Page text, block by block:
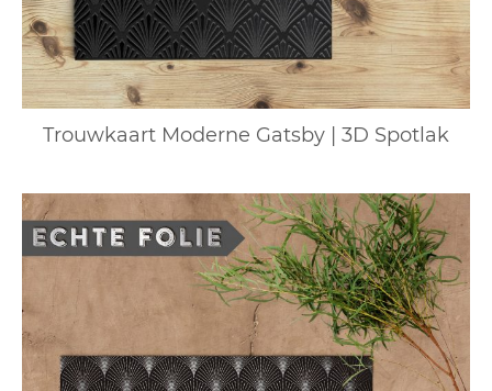
Trouwkaart Moderne Gatsby | 3D Spotlak